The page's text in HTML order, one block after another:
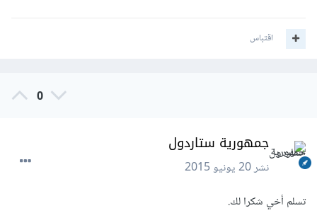
اقتباس
0
جمهورية ستاردول
نشر20 يونيو 2015
تسلم أخي شكرا لك.